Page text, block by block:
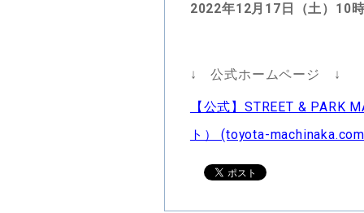
2022年12月17日（土） 10
↓ 公式ホームページ ↓
【公式】STREET & PARK
ト） (toyota-